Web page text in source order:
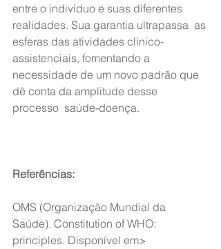
entre o indivíduo e suas diferentes
realidades. Sua garantia ultrapassa  as
esferas das atividades clínico-
assistenciais, fomentando a
necessidade de um novo padrão que
dê conta da amplitude desse
processo  saúde-doença.
Referências:
OMS (Organização Mundial da
Saúde). Constitution of WHO:
principles. Disponível em>